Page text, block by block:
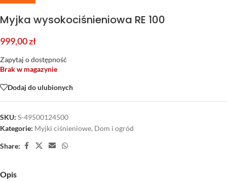
Myjka wysokociśnieniowa RE 100
999,00zł
Zapytaj o dostępność
Brak w magazynie
Dodaj do ulubionych
SKU: S-49500124500
Kategorie: Myjki ciśnieniowe, Dom i ogród
Share:
Opis